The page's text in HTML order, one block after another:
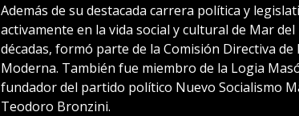
Además de su destacada carrera política y
activamente en la vida social y cultural de Mar
décadas, formó parte de la Comisión Directiva
Moderna. También fue miembro de la Logia
fundador del partido político Nuevo Socialismo
Teodoro Bronzini.